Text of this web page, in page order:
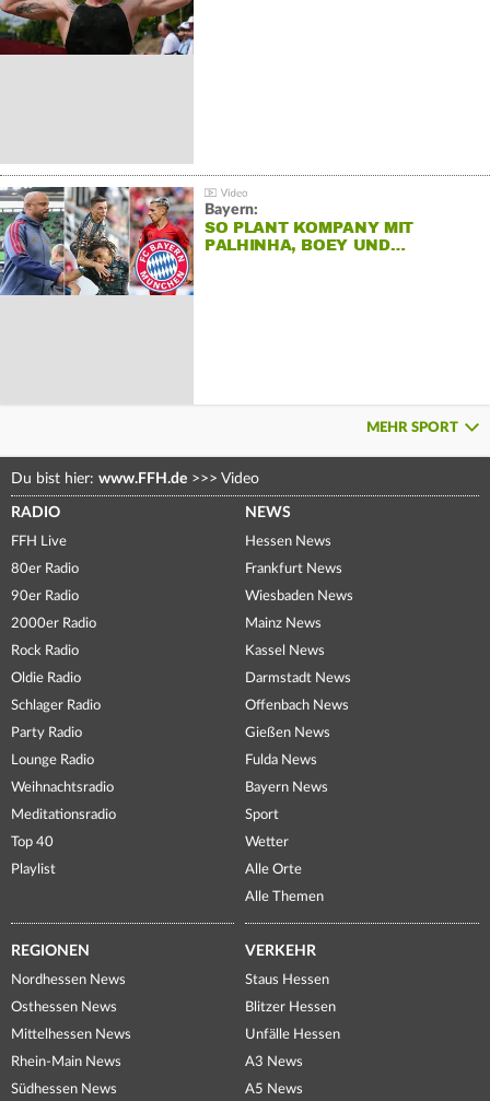
Bayern:
SO PLANT KOMPANY MIT
PALHINHA, BOEY UND…
MEHR SPORT
Du bist hier: www.FFH.de >>> Video
RADIO
FFH Live
80er Radio
90er Radio
2000er Radio
Rock Radio
Oldie Radio
Schlager Radio
Party Radio
Lounge Radio
Weihnachtsradio
Meditationsradio
Top 40
Playlist
NEWS
Hessen News
Frankfurt News
Wiesbaden News
Mainz News
Kassel News
Darmstadt News
Offenbach News
Gießen News
Fulda News
Bayern News
Sport
Wetter
Alle Orte
Alle Themen
REGIONEN
Nordhessen News
Osthessen News
Mittelhessen News
Rhein-Main News
Südhessen News
VERKEHR
Staus Hessen
Blitzer Hessen
Unfälle Hessen
A3 News
A5 News